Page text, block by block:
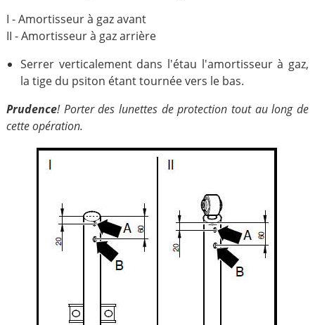
I - Amortisseur à gaz avant
II - Amortisseur à gaz arrière
Serrer verticalement dans l'étau l'amortisseur à gaz,
la tige du psiton étant tournée vers le bas.
Prudence! Porter des lunettes de protection tout au long de
cette opération.